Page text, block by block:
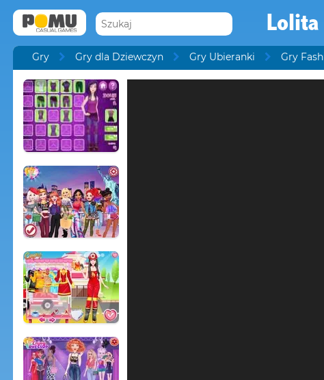
Lolita
Gry Gry dla Dziewczyn Gry Ubieranki Gry